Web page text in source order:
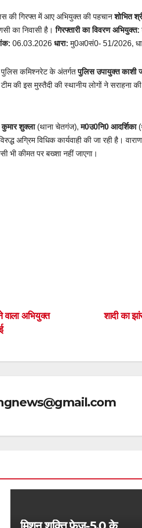
की गिरफ्त में आए अभियुक्त की पहचानशोभित
का निवासी है।गिरफ्तारी का विवरण अभियुक्त:
06.03.2026 धारा: मु0अ0सं0- 51/2026,
पुलिस कमिश्नरेट के अंतर्गतपुलिस उपायुक्त काशी
की इस मुस्तैदी की स्थानीय लोगों ने सराहना
शुक्ला(थाना चेतगंज),म0उ0नि0 आदर्शिका
अग्रिम विधिक कार्यवाही की जा रही है।
भी कीमत पर बख्शा नहीं जाएगा।
शादी का
अभियुक्त